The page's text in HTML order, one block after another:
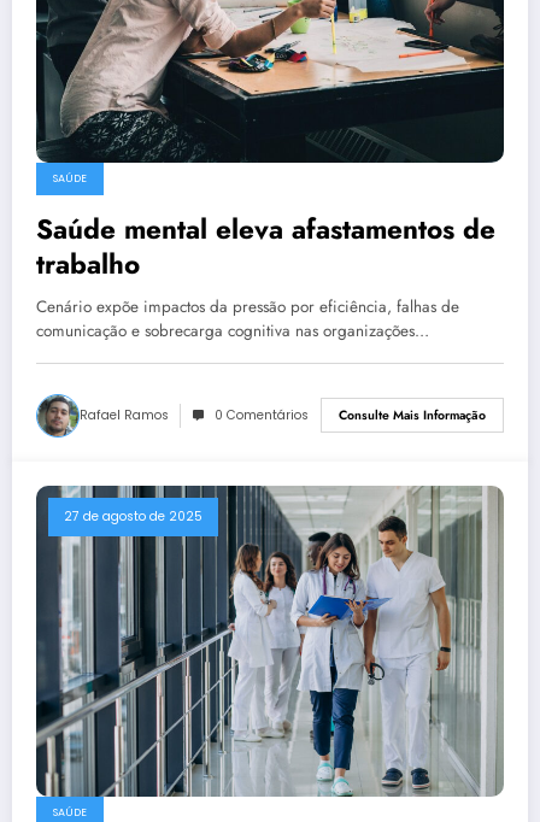
SAÚDE
Saúde mental eleva afastamentos de
trabalho
Cenário expõe impactos da pressão por eficiência, falhas de
comunicação e sobrecarga cognitiva nas organizações…
Rafael Ramos 0 Comentários Consulte Mais Informação
27 de agosto de 2025
SAÚDE